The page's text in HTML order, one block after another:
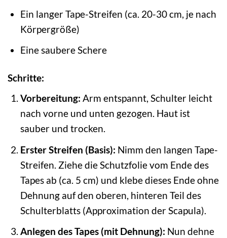
Ein langer Tape-Streifen (ca. 20-30 cm, je nach
Körpergröße)
Eine saubere Schere
Schritte:
Vorbereitung: Arm entspannt, Schulter leicht
nach vorne und unten gezogen. Haut ist
sauber und trocken.
Erster Streifen (Basis): Nimm den langen Tape-
Streifen. Ziehe die Schutzfolie vom Ende des
Tapes ab (ca. 5 cm) und klebe dieses Ende ohne
Dehnung auf den oberen, hinteren Teil des
Schulterblatts (Approximation der Scapula).
Anlegen des Tapes (mit Dehnung): Nun dehne